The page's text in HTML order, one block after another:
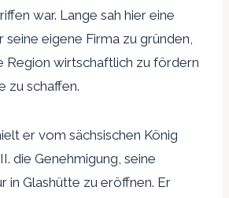
war. Lange sah hier eine
seine eigene Firma zu gründen,
Region wirtschaftlich zu fördern
zu schaffen.
er vom sächsischen König
die Genehmigung, seine
in Glashütte zu eröffnen. Er